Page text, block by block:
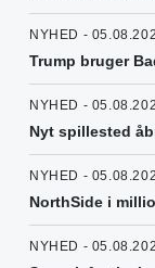
NYHED -
Trump bruger
NYHED -
Nyt spillested
NYHED -
NorthSide i
NYHED -